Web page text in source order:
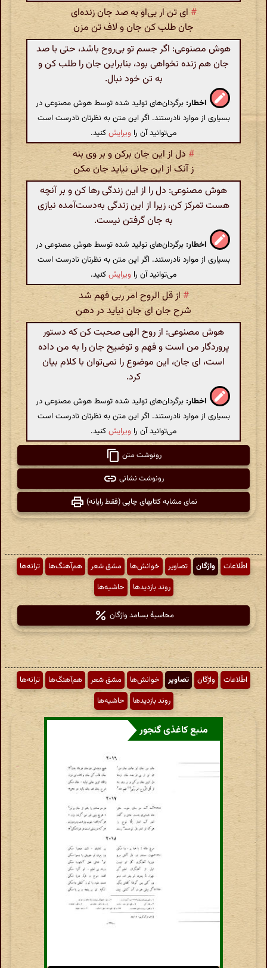
# ای تن ار بی‌او به صد جان زنده‌ای
جان طلب کن جان و لاف تن مزن
هوش مصنوعی: اگر جسم تو بی‌روح باشد، حتی با صد
جان هم زنده نخواهی بود، بنابراین جان را طلب کن و
به تن خود نبال.
اخطار: برگردان‌های تولید شده توسط هوش مصنوعی در
بسیاری از موارد نادرستند. اگر این متن به نظرتان نادرست است
می‌توانید آن را ویرایشکنید.
# دل از این جان برکن و بر وی بنه
ز آنک از این جانی نیاید جان مکن
هوش مصنوعی: دل را از این زندگی رها کن و بر آنچه
هست تمرکز کن، زیرا از این زندگی به‌دست‌آمده نیازی
به جان گرفتن نیست.
اخطار: برگردان‌های تولید شده توسط هوش مصنوعی در
بسیاری از موارد نادرستند. اگر این متن به نظرتان نادرست است
می‌توانید آن را ویرایشکنید.
#از قل الروح امر ربی فهم شد
شرح جان ای جان نیاید در دهن
هوش مصنوعی: از روح الهی صحبت کن که دستور
پروردگار من است و فهم و توضیح جان را به من داده
است، ای جان، این موضوع را نمی‌توان با کلام بیان
کرد.
اخطار: برگردان‌های تولید شده توسط هوش مصنوعی در
بسیاری از موارد نادرستند. اگر این متن به نظرتان نادرست است
می‌توانید آن را ویرایشکنید.
رونوشت متن
رونوشت نشانی
نمای مشابه کتابهای چاپی (فقط رایانه)
اطّلاعات واژگان تصاویر خوانش‌ها مشق شعر هم‌آهنگ‌ها
ترانه‌ها
روند بازدیدها
حاشیه‌ها
محاسبهٔ بسامد واژگان
اطّلاعات واژگان تصاویر خوانش‌ها مشق شعر هم‌آهنگ‌ها
ترانه‌ها
روند بازدیدها
حاشیه‌ها
منبع کاغذی گنجور